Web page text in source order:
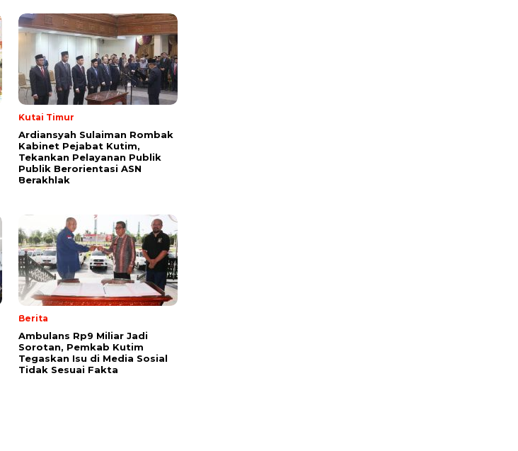
Kutai Timur
Ardiansyah Sulaiman Rombak
Kabinet Pejabat Kutim,
Tekankan Pelayanan Publik
Publik Berorientasi ASN
Berakhlak
Berita
Ambulans Rp9 Miliar Jadi
Sorotan, Pemkab Kutim
Tegaskan Isu di Media Sosial
Tidak Sesuai Fakta